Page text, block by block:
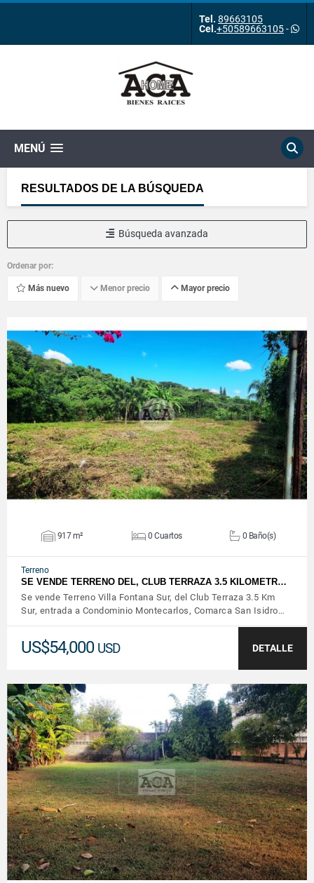
Tel. 89663105
Cel.+50589663105-
MENÚ
RESULTADOS DE LA BÚSQUEDA
Búsqueda avanzada
Ordenar por:
Más nuevo Menor precio Mayor precio
VER DETALLES
917 m² 0 Cuartos 0 Baño(s)
Terreno
SE VENDE TERRENO DEL, CLUB TERRAZA 3.5 KILOMETR…
Se vende Terreno Villa Fontana Sur, del Club Terraza 3.5 Km
Sur, entrada a Condominio Montecarlos, Comarca San Isidro…
US$54,000 USD DETALLE
VER DETALLES